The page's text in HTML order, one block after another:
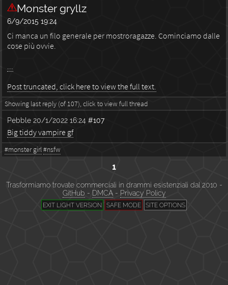
Monster gryllz
6/9/2015 19:24
Ci manca un filo generale per mostroragazze. Cominciamo dalle
cose più ovvie.
...
Post truncated, click here to view the full text.
Showing last reply (of 107), click to view full thread
Pebble 20/1/2022 16:24 #107
Big tiddy vampire gf
#monster girl#nsfw
1
Trasformiamo trovate commerciali in drammi esistenziali dal 2010 -
GitHub - DMCA- Privacy Policy
EXIT LIGHT VERSION SAFE MODE SITE OPTIONS